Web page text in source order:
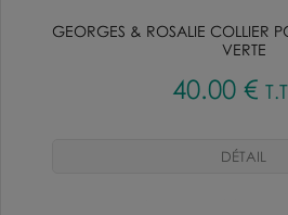
GEORGES & ROSALIE COLLIER
VERTE
40.00 €